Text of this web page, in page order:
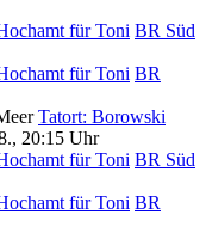
für Toni BR Süd
für Toni BR
Tatort: Borowski
20:15 Uhr
für Toni BR Süd
für Toni BR